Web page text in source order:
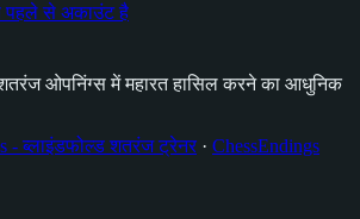
पहले से अकाउंट है
ओपनिंग्स में महारत हासिल करने का आधुनिक
- ब्लाइंडफोल्ड शतरंज ट्रेनर · ChessEndings